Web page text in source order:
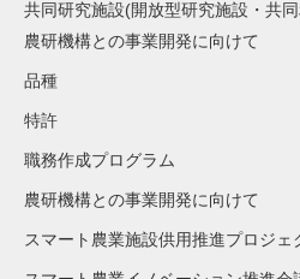
共同研究施設(開放型研究施設・共
農研機構との事業開発に向けて
品種
特許
職務作成プログラム
農研機構との事業開発に向けて
スマート農業施設供用推進プロジェ